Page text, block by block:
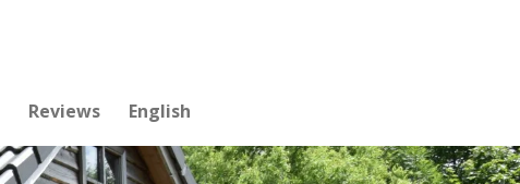
Reviews English